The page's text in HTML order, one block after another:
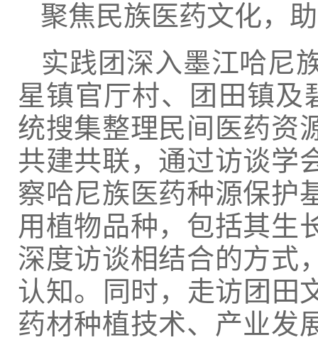
聚焦民族医药文化，
实践团深入墨江哈尼
星镇官厅村、团田镇及
统搜集整理民间医药资
共建共联，通过访谈学
察哈尼族医药种源保护
用植物品种，包括其生
深度访谈相结合的方式
认知。‌‌同时，走访团田
药材种植技术、产业发